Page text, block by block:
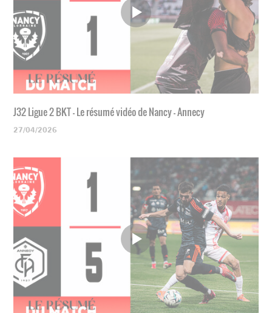
J32 Ligue 2 BKT - Le résumé vidéo de Nancy - Annecy
27/04/2026